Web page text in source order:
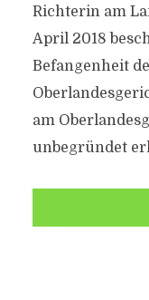
Richterin am
April 2018
Befangenheit
am
unbegründet